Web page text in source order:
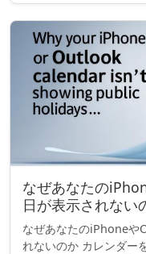
なぜあなたの
日が表示されない
なぜあなたのiPhoneや
れないのか カレンダー